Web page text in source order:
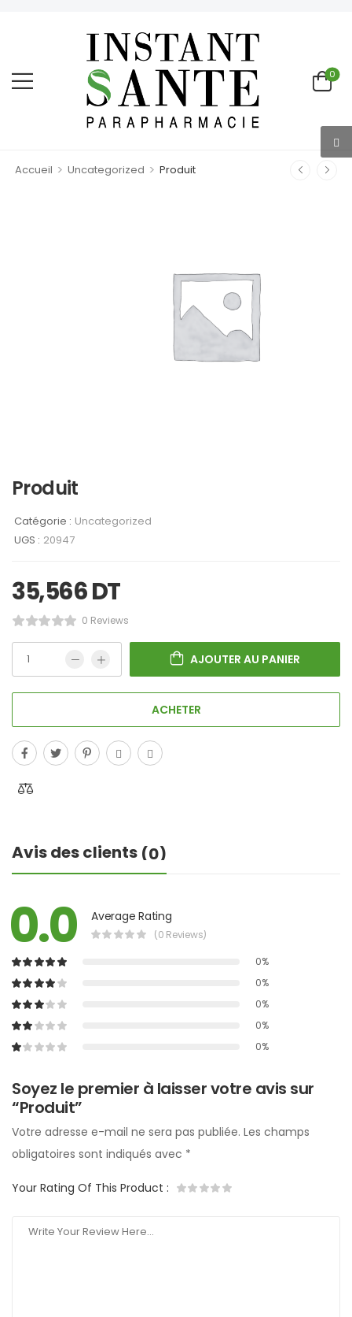
0
Accueil > Uncategorized > Produit
Produit
Catégorie : Uncategorized
UGS : 20947
35,566DT
0 Reviews
AJOUTER AU PANIER
ACHETER
Avis des clients (0)
0.0 Average Rating
(0 Reviews)
0%
0%
0%
0%
0%
Soyez le premier à laisser votre avis sur
“Produit”
Votre adresse e-mail ne sera pas publiée. Les champs
obligatoires sont indiqués avec *
Your Rating Of This Product :